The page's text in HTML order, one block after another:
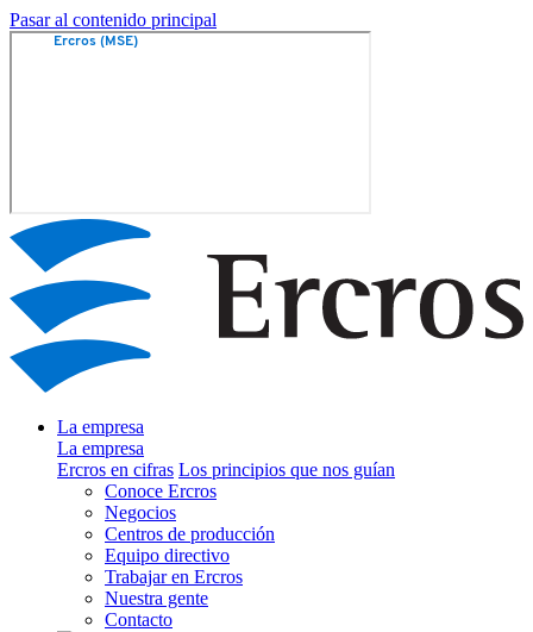
Pasar al contenido principal
La empresa
La empresa
Ercros en cifras Los principios que nos guían
Conoce Ercros
Negocios
Centros de producción
Equipo directivo
Trabajar en Ercros
Nuestra gente
Contacto